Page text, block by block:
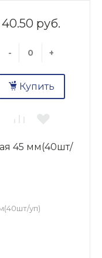
40.50 руб.
- +
Купить
45 мм(40шт/
уп)